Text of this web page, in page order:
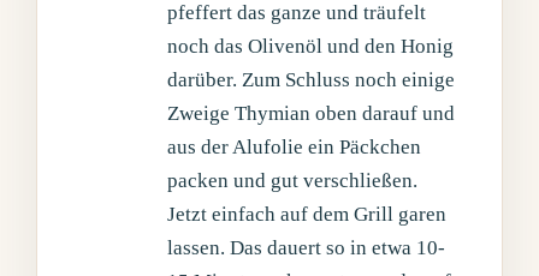
pfeffert das ganze und träufelt
noch das Olivenöl und den Honig
darüber. Zum Schluss noch einige
Zweige Thymian oben darauf und
aus der Alufolie ein Päckchen
packen und gut verschließen.
Jetzt einfach auf dem Grill garen
lassen. Das dauert so in etwa 10-